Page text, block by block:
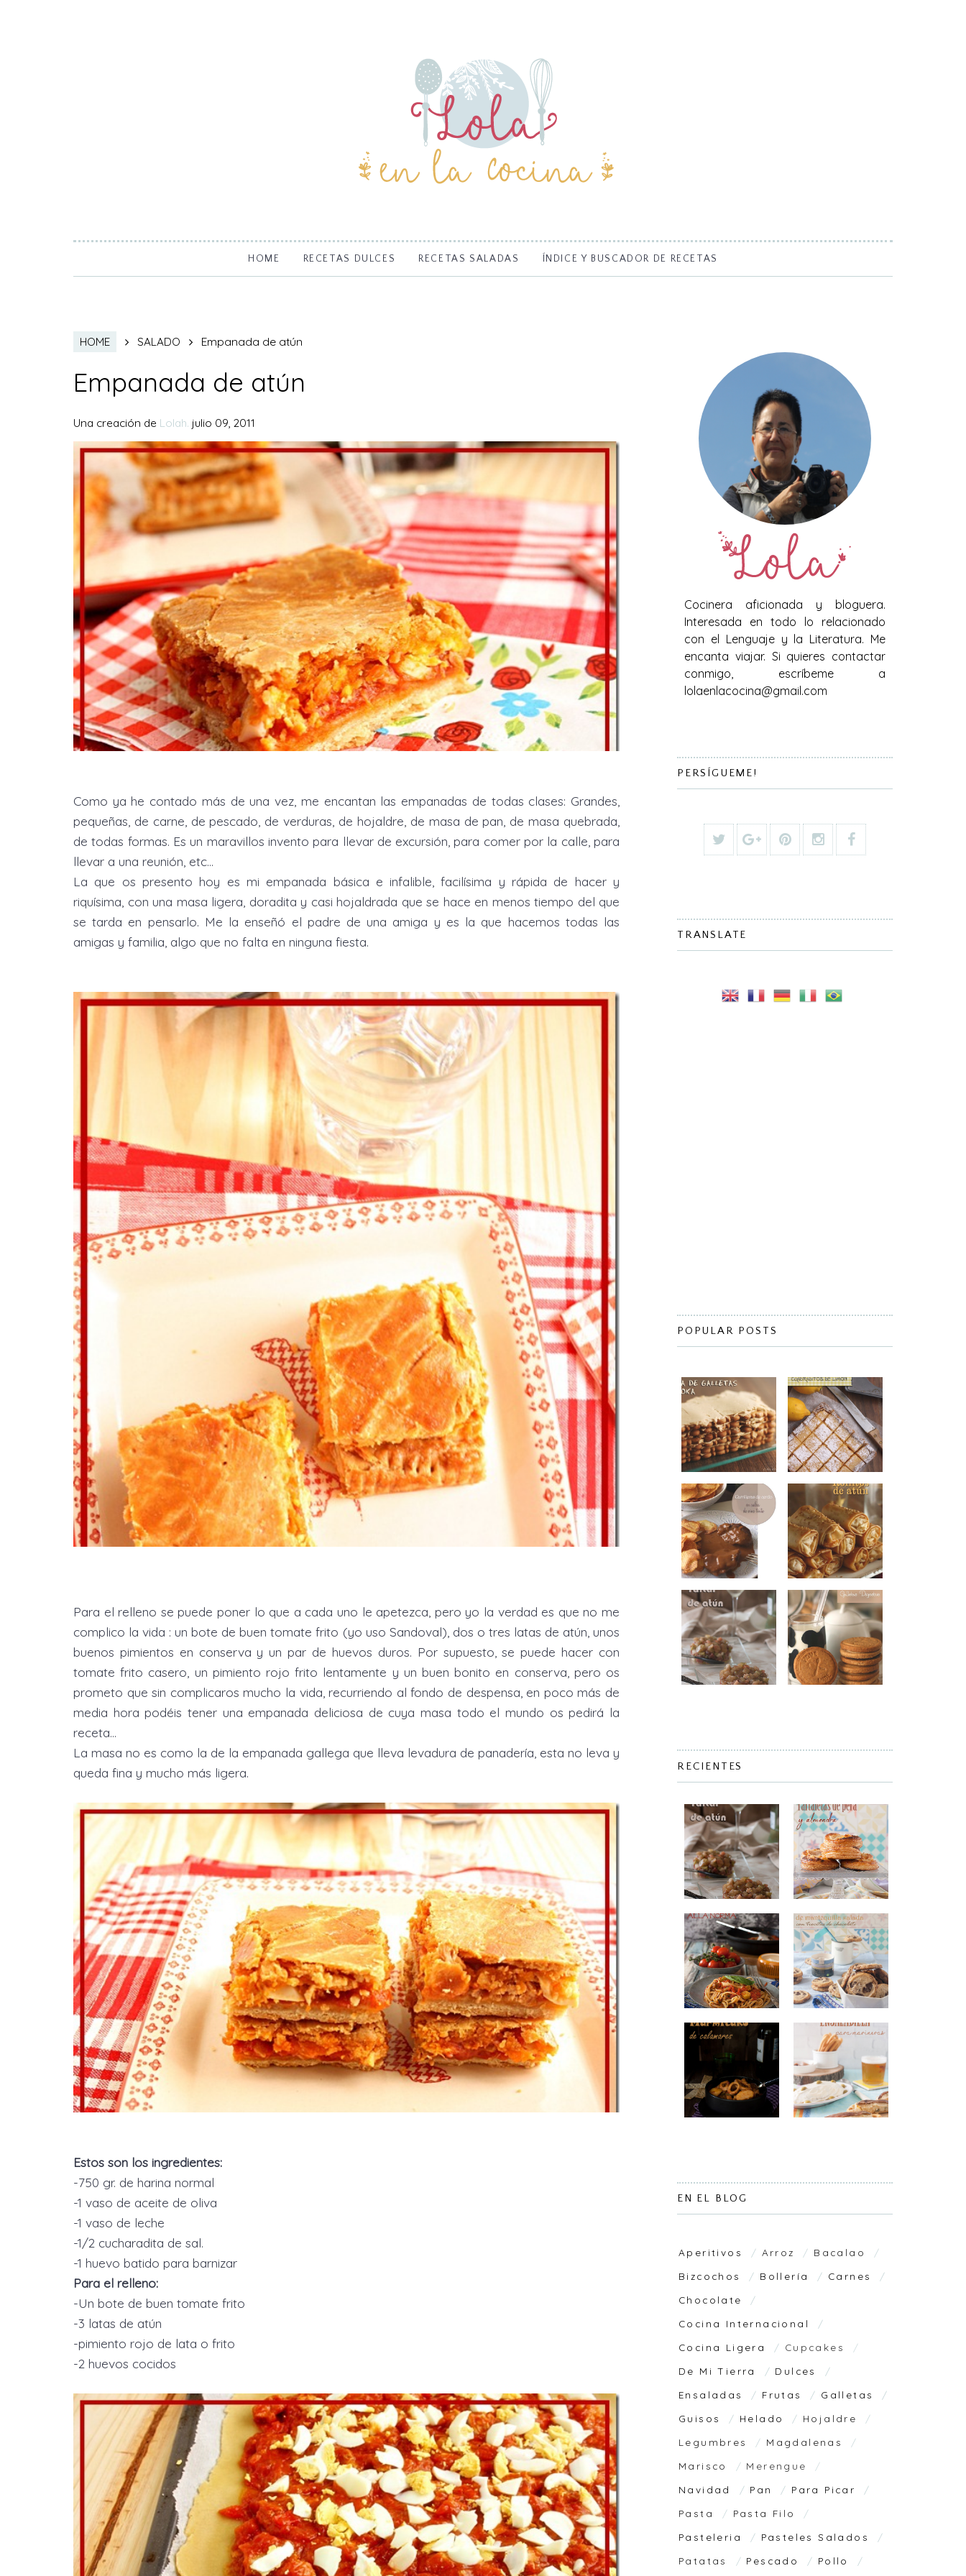
HOME RECETAS DULCES RECETAS SALADAS ÍNDICE Y BUSCADOR DE RECETAS
HOME SALADO Empanada de atún
Empanada de atún
Una creación de Lolah. julio 09, 2011
Como ya he contado más de una vez, me encantan las empanadas de todas clases: Grandes,
pequeñas, de carne, de pescado, de verduras, de hojaldre, de masa de pan, de masa quebrada,
de todas formas. Es un maravillos invento para llevar de excursión, para comer por la calle, para
llevar a una reunión, etc…
La que os presento hoy es mi empanada básica e infalible, facilísima y rápida de hacer y
riquísima, con una masa ligera, doradita y casi hojaldrada que se hace en menos tiempo del que
se tarda en pensarlo. Me la enseñó el padre de una amiga y es la que hacemos todas las
amigas y familia, algo que no falta en ninguna fiesta.
Para el relleno se puede poner lo que a cada uno le apetezca, pero yo la verdad es que no me
complico la vida : un bote de buen tomate frito (yo uso Sandoval), dos o tres latas de atún, unos
buenos pimientos en conserva y un par de huevos duros. Por supuesto, se puede hacer con
tomate frito casero, un pimiento rojo frito lentamente y un buen bonito en conserva, pero os
prometo que sin complicaros mucho la vida, recurriendo al fondo de despensa, en poco más de
media hora podéis tener una empanada deliciosa de cuya masa todo el mundo os pedirá la
receta…
La masa no es como la de la empanada gallega que lleva levadura de panadería, esta no leva y
queda fina y mucho más ligera.
Estos son los ingredientes:
-750 gr. de harina normal
-1 vaso de aceite de oliva
-1 vaso de leche
-1/2 cucharadita de sal.
-1 huevo batido para barnizar
Para el relleno:
-Un bote de buen tomate frito
-3 latas de atún
-pimiento rojo de lata o frito
-2 huevos cocidos
Cocinera aficionada y bloguera.
Interesada en todo lo relacionado
con el Lenguaje y la Literatura. Me
encanta viajar. Si quieres contactar
conmigo, escríbeme a
lolaenlacocina@gmail.com
PERSÍGUEME!
TRANSLATE
POPULAR POSTS
RECIENTES
EN EL BLOG
Aperitivos Arroz
Bacalao
Bizcochos
Bollería
Carnes
Chocolate
Cocina Internacional
Cocina Ligera
Cupcakes
De Mi Tierra
Dulces
Ensaladas
Frutas
Galletas
Guisos
Helado
Hojaldre
Legumbres
Magdalenas
Marisco
Merengue
Navidad
Pan
Para Picar
Pasta
Pasta Filo
Pasteleria
Pasteles Salados
Patatas
Pescado Pollo